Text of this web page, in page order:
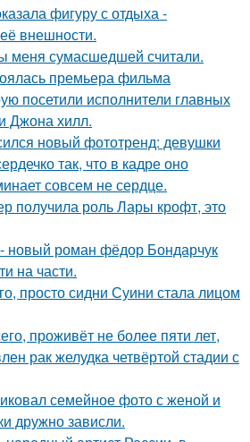
фигуру с отдыха -
внешности.
меня сумасшедшей считали.
премьера фильма
посетили исполнители главных
Джона хилл.
новый фототренд: девушки
так, что в кадре оно
совсем не сердце.
получила роль Лары крофт, это
новый роман фёдор Бондарчук
на части.
просто сидни Суини стала лицом
проживёт не более пяти лет,
рак желудка четвёртой стадии с
семейное фото с женой и
дружно зависли.